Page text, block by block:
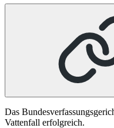
Das
Vattenfall erfolgreich.